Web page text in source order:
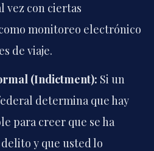
vez con ciertas
monitoreo electrónico
de viaje.
(Indictment): Si un
determina que hay
para creer que se ha
y que usted lo